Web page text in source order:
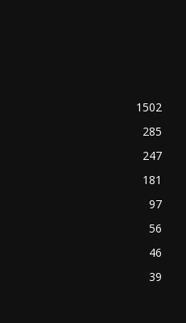
1502
285
247
181
97
56
46
39